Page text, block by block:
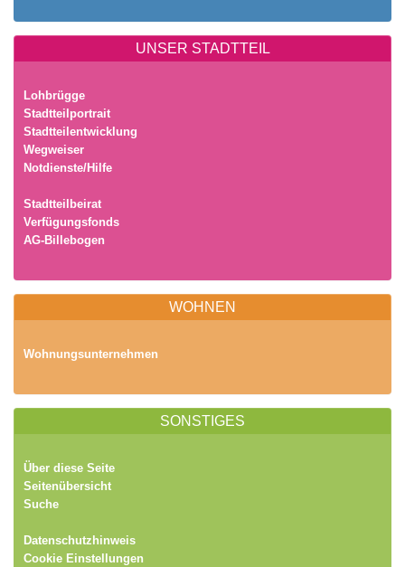
UNSER STADTTEIL
Lohbrügge
Stadtteilportrait
Stadtteilentwicklung
Wegweiser
Notdienste/Hilfe
Stadtteilbeirat
Verfügungsfonds
AG-Billebogen
WOHNEN
Wohnungsunternehmen
SONSTIGES
Über diese Seite
Seitenübersicht
Suche
Datenschutzhinweis
Cookie Einstellungen